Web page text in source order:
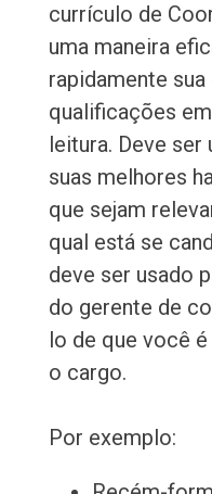
currículo de
uma maneira
rapidamente
qualificações
leitura. Deve ser
suas melhores
que sejam
qual está se
deve ser usado
do gerente de
lo de que você
o cargo.
Por exemplo: